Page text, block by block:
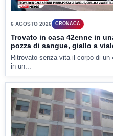
6 AGOSTO 2026 CRONACA
Trovato in casa 42enne in
pozza di sangue, giallo a
Ritrovato senza vita il corpo di un
in un...